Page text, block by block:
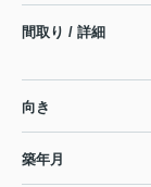
間取り / 詳細
向き
築年月